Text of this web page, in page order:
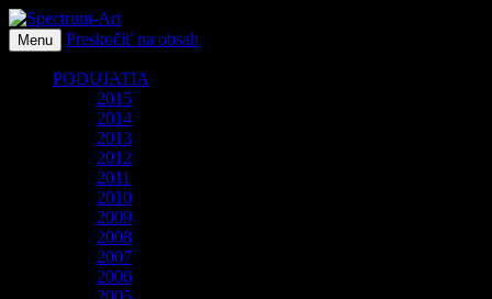
Spectrum-Art
O spoločnosti Spectrum Art
Menu Preskočiť na obsah
PODUJATIA
2015
2014
2013
2012
2011
2010
2009
2008
2007
2006